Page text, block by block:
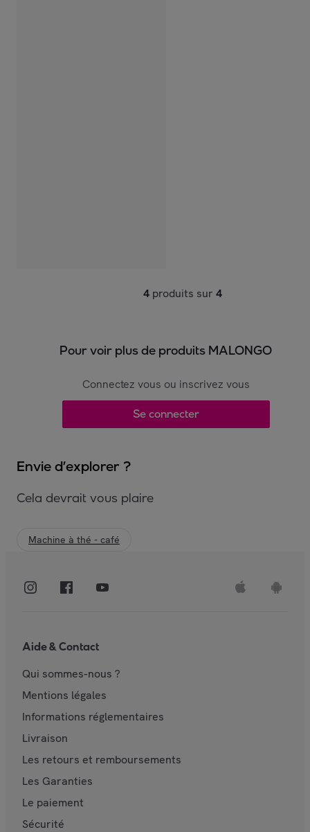
4 produits sur 4
Pour voir plus de produits MALONGO
Connectez vous ou inscrivez vous
Se connecter
Envie d’explorer ?
Cela devrait vous plaire
Machine à thé - café
Aide & Contact
Qui sommes-nous ?
Mentions légales
Informations réglementaires
Livraison
Les retours et remboursements
Les Garanties
Le paiement
Sécurité